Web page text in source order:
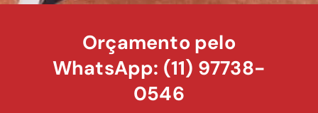
Orçamento pelo
WhatsApp: (11) 97738-
0546